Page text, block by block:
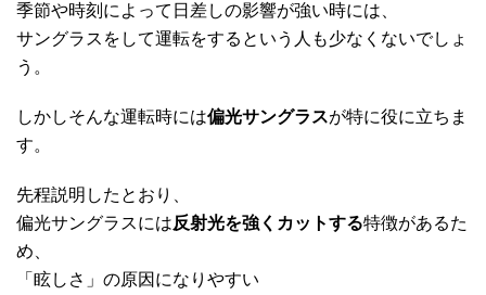
季節や時刻によって日差しの影響が強い時には、
サングラスをして運転をするという人も少なくないでしょ
う。
しかしそんな運転時には偏光サングラスが特に役に立ちま
す。
先程説明したとおり、
偏光サングラスには反射光を強くカットする特徴があるた
め、
「眩しさ」の原因になりやすい